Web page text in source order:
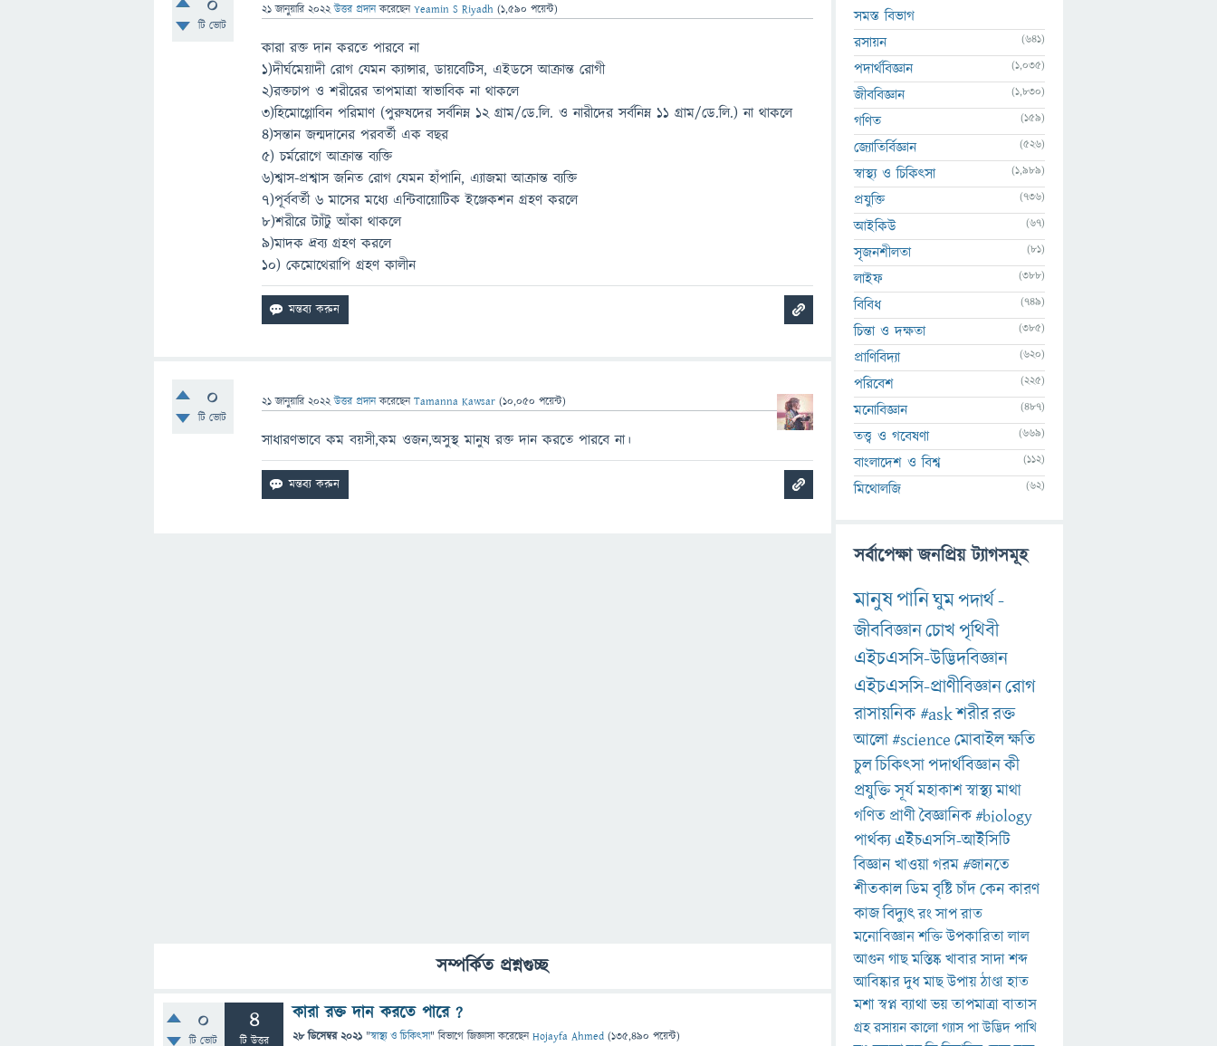
টি ভোট
21 জানুয়ারি 2022 উত্তর প্রদান করেছেনYeamin S Riyadh (1,590 পয়েন্ট)
কারা রক্ত দান করতে পারবে না
১)দীর্ঘমেয়াদী রোগ যেমন ক্যান্সার, ডায়বেটিস, এইডসে আক্রান্ত রোগী
২)রক্তচাপ ও শরীরের তাপমাত্রা স্বাভাবিক না থাকলে
৩)হিমোগ্লোবিন পরিমাণ (পুরুষদের সর্বনিম্ন ১২ গ্রাম/ডে.লি. ও নারীদের সর্বনিম্ন ১১ গ্রাম/ডে.লি.) না থাকলে
৪)সন্তান জন্মদানের পরবর্তী এক বছর
৫) চর্মরোগে আক্রান্ত ব্যক্তি
৬)শ্বাস-প্রশ্বাস জনিত রোগ যেমন হাঁপানি, এ্যাজমা আক্রান্ত ব্যক্তি
৭)পূর্ববর্তী ৬ মাসের মধ্যে এন্টিবায়োটিক ইঞ্জেকশন গ্রহণ করলে
৮)শরীরে ট্যাঁটু আঁকা থাকলে
৯)মাদক দ্রব্য গ্রহণ করলে
১০) কেমোথেরাপি গ্রহণ কালীন
0
টি ভোট
21 জানুয়ারি 2022 উত্তর প্রদান করেছেনTamanna Kawsar (10,050 পয়েন্ট)
সাধারণভাবে কম বয়সী,কম ওজন,অসুস্থ মানুষ রক্ত দান করতে পারবে না।
সম্পর্কিত প্রশ্নগুচ্ছ
0
টি ভোট
4
টি উত্তর
কারা রক্ত ​​দান করতে পারে ?
28 ডিসেম্বর 2021 "স্বাস্থ্য ও চিকিৎসা" বিভাগে জিজ্ঞাসাকরেছেনHojayfa Ahmed (135,490 পয়েন্ট)
সমস্ত বিভাগ
রসায়ন
(641)
পদার্থবিজ্ঞান (1,035)
জীববিজ্ঞান (1,830)
গণিত (159)
জ্যোতির্বিজ্ঞান (526)
স্বাস্থ্য ও চিকিৎসা (1,989)
প্রযুক্তি (736)
আইকিউ (67)
সৃজনশীলতা (81)
লাইফ (388)
বিবিধ (749)
চিন্তা ও দক্ষতা (385)
প্রাণিবিদ্যা (620)
পরিবেশ (225)
মনোবিজ্ঞান (487)
তত্ত্ব ও গবেষণা (669)
বাংলাদেশ ও বিশ্ব (112)
মিথোলজি (62)
সর্বাপেক্ষা জনপ্রিয় ট্যাগসমূহ
মানুষপানিঘুমপদার্থ-
জীববিজ্ঞানচোখপৃথিবী
এইচএসসি-উদ্ভিদবিজ্ঞান
এইচএসসি-প্রাণীবিজ্ঞানরোগ
রাসায়নিক#askশরীররক্ত
আলো#scienceমোবাইলক্ষতি
চুলচিকিৎসাপদার্থবিজ্ঞানকী
প্রযুক্তিসূর্যমহাকাশস্বাস্থ্যমাথা
গণিত প্রাণীবৈজ্ঞানিক#biology
পার্থক্য এইচএসসি-আইসিটি
বিজ্ঞানখাওয়াগরম#জানতে
শীতকালডিমবৃষ্টিচাঁদকেনকারণ
কাজবিদ্যুৎরংসাপরাত
মনোবিজ্ঞানশক্তিউপকারিতালাল
আগুনগাছমস্তিষ্কখাবারসাদাশব্দ
আবিষ্কারদুধমাছউপায়ঠাণ্ডাহাত
মশাস্বপ্নব্যাথাভয়তাপমাত্রাবাতাস
গ্রহরসায়নকালোগ্যাসপাউদ্ভিদপাখি